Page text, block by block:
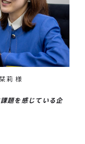
莉 様
題を感じている企